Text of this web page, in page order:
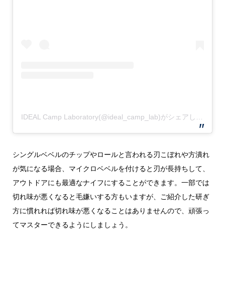
IDEAL Camp Laboratory(@ideal_camp_lab)がシェアした投稿
シングルベベルのチップやロールと言われる刃こぼれや方潰れ
が気になる場合、マイクロベベルを付けると刃が長持ちして、
アウトドアにも最適なナイフにすることができます。一部では
切れ味が悪くなると毛嫌いする方もいますが、ご紹介した研ぎ
方に慣れれば切れ味が悪くなることはありませんので、頑張っ
てマスターできるようにしましょう。